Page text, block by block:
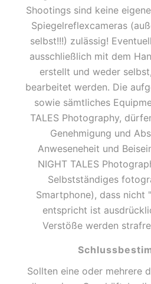
Shootings sind keine
Spiegelreflexcameras
selbst!!!) zulässig!
ausschließlich mit dem
erstellt und weder
bearbeitet werden. Die
sowie sämtliches
TALES Photography,
Genehmigung und
Anweseneheit und
NIGHT TALES
Selbstständiges
Smartphone), dass nicht
entspricht ist
Verstöße werden
Sollten eine oder mehrere